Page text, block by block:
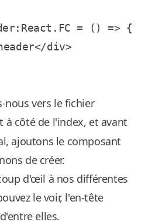
= () => {
vers le fichier
à côté de l'index, et avant
ajoutons le composant
de créer.
d'œil à nos différentes
le voir, l'en-tête
elles.